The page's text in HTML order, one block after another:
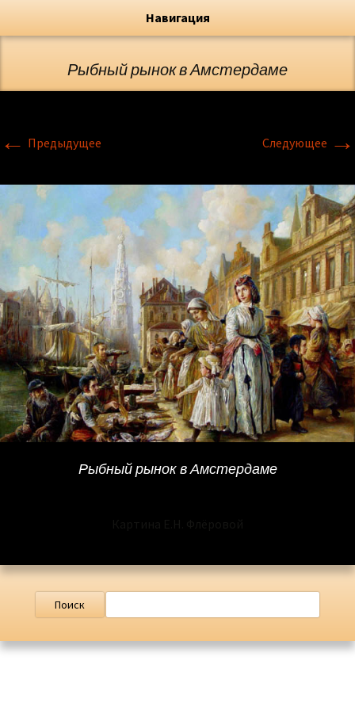
Флёрова Елена Николаевна
Художник, Официальный сайт
Навигация
Рыбный рынок в Амстердаме
← Предыдущее Следующее →
Рыбный рынок в Амстердаме